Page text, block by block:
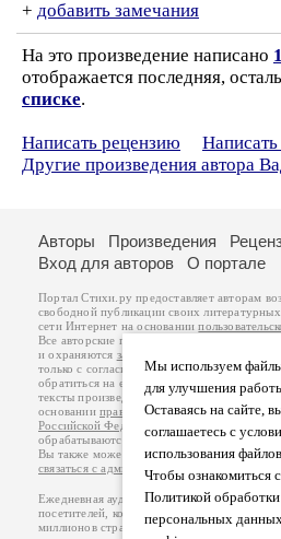
+ добавить замечания
На это произведение написано
отображается последняя,
списке.
Написать рецензию
Другие произведения автора
Мы используем
для улучшения
Оставаясь на сайте,
соглашаетесь с
использования
Чтобы ознакомиться с
Политикой обработки
персональных
Авторы Произведения
Вход для авторов
О портале
Портал Стихи.ру предоставляет авторам
свободной публикации своих
сети Интернет на основании
Все авторские права на произведения
и охраняются законом
. Перепечатка
только с согласия его автора, к которому
обратиться на его авторской странице.
тексты произведений авторы несут
основанииправил публикациии
Российской Федерации
обрабатываются на основанииПолитики
Вы также можете посмотреть более
связаться с администрацией
Ежедневная аудитория портала Стихи.ру –
посетителей, которые в общей сумме
миллионов страниц по данным счетчика